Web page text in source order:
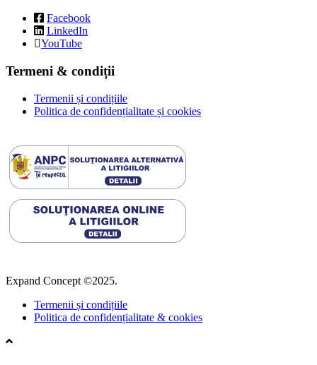
Facebook
LinkedIn
YouTube
Termeni & condiții
Termenii și condițiile
Politica de confidențialitate și cookies
Expand Concept ©2025.
Termenii și condițiile
Politica de confidențialitate & cookies